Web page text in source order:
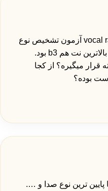
سلام من توی سایت vocal range test آزمون تشخیص نوع
صدا دادم و پایین ترین نت d5 و بالاترین نت هم b3 بود.
میگیره؟ از کجا
بوده؟
پایین ترین نوع صدا و ….